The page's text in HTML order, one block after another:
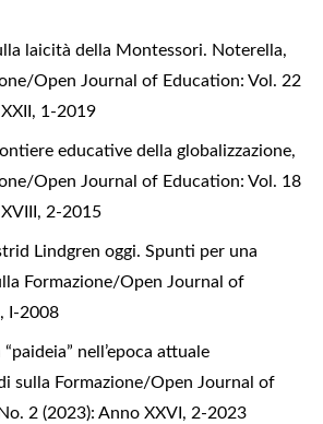
laicità della Montessori. Noterella,
Open Journal of Education: Vol. 22
1-2019
educative della globalizzazione,
Open Journal of Education: Vol. 18
2-2015
Lindgren oggi. Spunti per una
Formazione/Open Journal of
I-2008
“paideia” nell’epoca attuale
sulla Formazione/Open Journal of
2 (2023): Anno XXVI, 2-2023